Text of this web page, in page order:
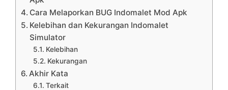
Cara Melaporkan BUG Indomalet Mod Apk
Kelebihan dan Kekurangan Indomalet
Simulator
Kelebihan
Kekurangan
Akhir Kata
Terkait